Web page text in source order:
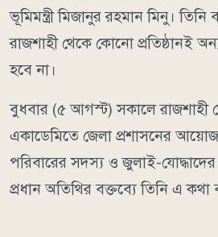
ভূমিমন্ত্রী মিজানুর রহমান মিনু।
রাজশাহী থেকে কোনো প্রতিষ্ঠানই
হবে না।
বুধবার (৫ আগস্ট) সকালে রাজশাহী
একাডেমিতে জেলা প্রশাসনের
পরিবারের সদস্য ও জুলাই-যোদ্ধাদের
প্রধান অতিথির বক্তব্যে তিনি এ কথা